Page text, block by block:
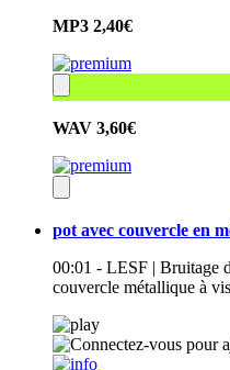
MP3 2,40€
WAV 3,60€
pot avec couvercle en
00:01 - LESF | Bruitage
couvercle métallique à